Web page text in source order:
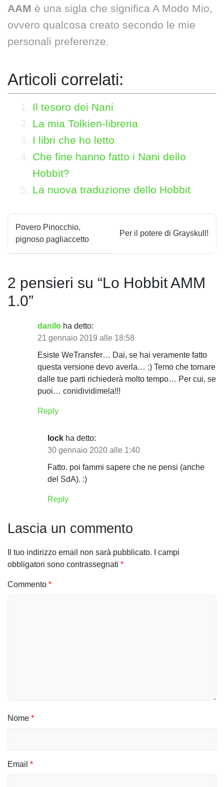
AAM è una sigla che significa A Modo Mio,
ovvero qualcosa creato secondo le mie
personali preferenze.
Articoli correlati:
Il tesoro dei Nani
La mia Tolkien-libreria
I libri che ho letto
Che fine hanno fatto i Nani dello
Hobbit?
La nuova traduzione dello Hobbit
N
a
i
g
o
l
i
Povero Pinocchio,
pignoso pagliaccetto
Per il potere di Grayskull!
2 pensieri su “Lo Hobbit AMM
1.0”
danilo ha detto:
21 gennaio 2019 alle 18:58
Esiste WeTransfer… Dai, se hai veramente fatto
questa versione devo averla… :) Temo che tornare
dalle tue parti richiederà molto tempo… Per cui, se
puoi… conidividimela!!!
Reply
lock ha detto:
30 gennaio 2020 alle 1:40
Fatto. poi fammi sapere che ne pensi (anche
del SdA). :)
Reply
Lascia un commento
Il tuo indirizzo email non sarà pubblicato.
I campi
obbligatori sono contrassegnati *
Commento *
Nome *
Email *